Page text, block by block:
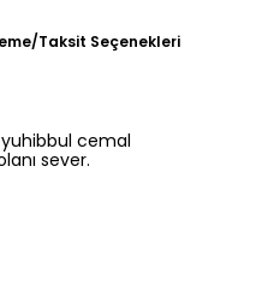
Taksit Seçenekleri
cemal
sever.